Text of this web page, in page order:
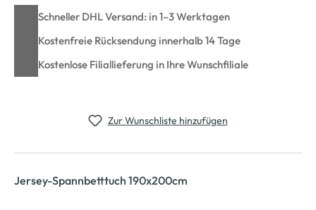
Schneller DHL Versand: in 1–3 Werktagen
Kostenfreie Rücksendung innerhalb 14 Tage
Kostenlose Filiallieferung in Ihre Wunschfiliale
Zur Wunschliste hinzufügen
Jersey-Spannbetttuch 190x200cm